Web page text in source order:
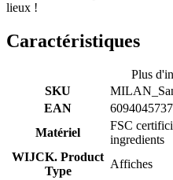
lieux !
Caractéristiques
Plus
SKU
EAN
Matériel
FSC
ingredients
WIJCK. Product
Type
Affiches